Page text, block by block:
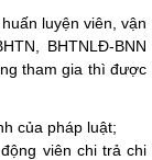
luyện viên, vận
BHTNLĐ-BNN
tham gia thì được
của pháp luật;
viên chi trả chi